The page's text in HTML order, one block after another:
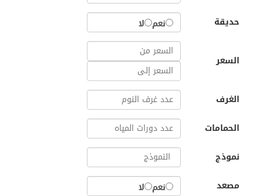
حديقة نعم لا
السعر
الغرف
الحمامات
نموذج
مصعد
نعم لا